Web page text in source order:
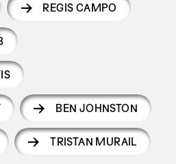
REGIS CAMPO
BEN JOHNSTON
TRISTAN MURAIL